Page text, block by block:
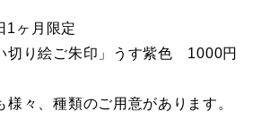
1ヶ月限定
切り絵ご朱印」うす紫色 1000円
様々、種類のご用意があります。